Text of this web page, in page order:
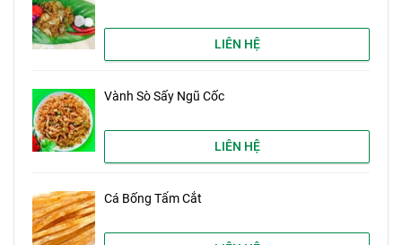
LIÊN HỆ
Vành Sò Sấy Ngũ Cốc
LIÊN HỆ
Cá Bống Tẩm Cắt